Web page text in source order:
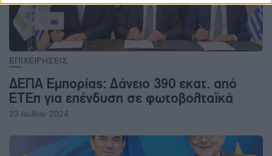
ΕΠΙΧΕΙΡΗΣΕΙΣ
ΔΕΠΑ Εμπορίας: Δάνειο 390 εκατ. από
ΕΤΕπ για επένδυση σε φωτοβολταϊκά
23 Ιουλίου 2024